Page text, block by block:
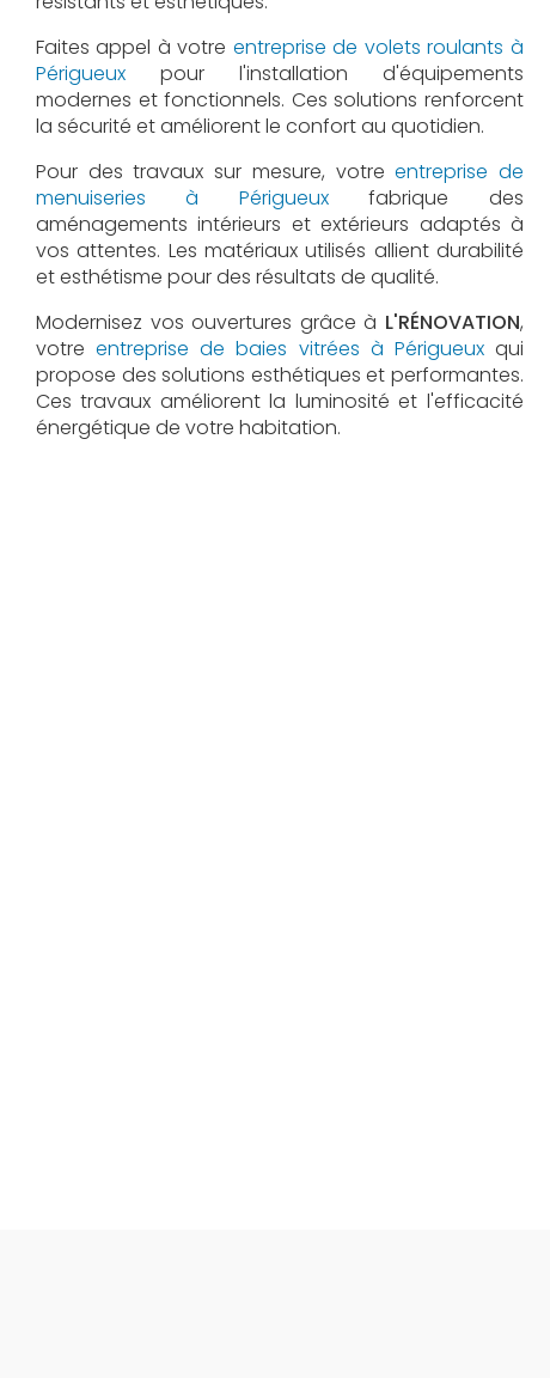
Faites appel à votre entreprise de volets roulants à
Périgueux pour l'installation d'équipements
modernes et fonctionnels. Ces solutions renforcent
la sécurité et améliorent le confort au quotidien.
Pour des travaux sur mesure, votreentreprise de
menuiseries à Périgueux fabrique des
aménagements intérieurs et extérieurs adaptés à
vos attentes. Les matériaux utilisés allient durabilité
et esthétisme pour des résultats de qualité.
Modernisez vos ouvertures grâce à L'RÉNOVATION,
votreentreprise de baies vitrées à Périgueuxqui
propose des solutions esthétiques et performantes.
Ces travaux améliorent la luminosité et l'efficacité
énergétique de votre habitation.